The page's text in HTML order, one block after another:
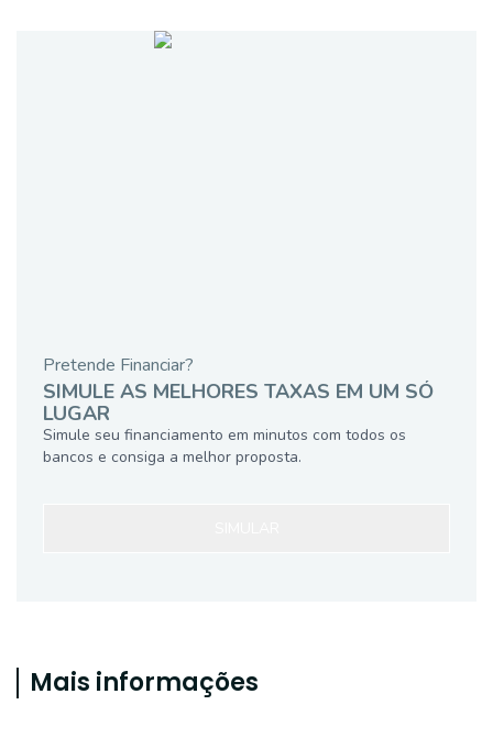
Pretende Financiar?
SIMULE AS MELHORES TAXAS EM UM SÓ
LUGAR
Simule seu financiamento em minutos com todos os
bancos e consiga a melhor proposta.
Mais informações